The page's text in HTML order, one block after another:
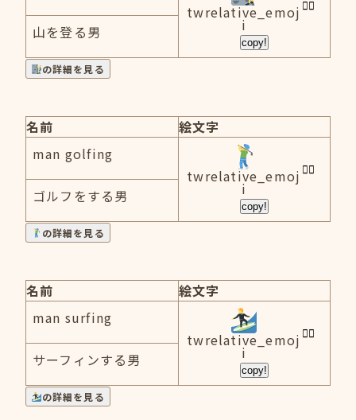
twrelative_emoj
i
copy!
山を登る男
の詳細を見る
名前
絵文字
man golfing
twrelative_emoj
i
copy!
ゴルフをする男
の詳細を見る
名前
絵文字
man surfing
twrelative_emoj
i
copy!
サーフィンする男
の詳細を見る